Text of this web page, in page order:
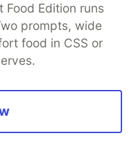
Cloud Run:
Actually Use
Food Edition runs
prompts, wide
food in CSS or